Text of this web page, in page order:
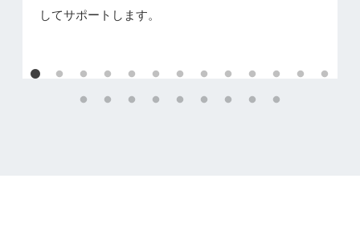
してサポートします。